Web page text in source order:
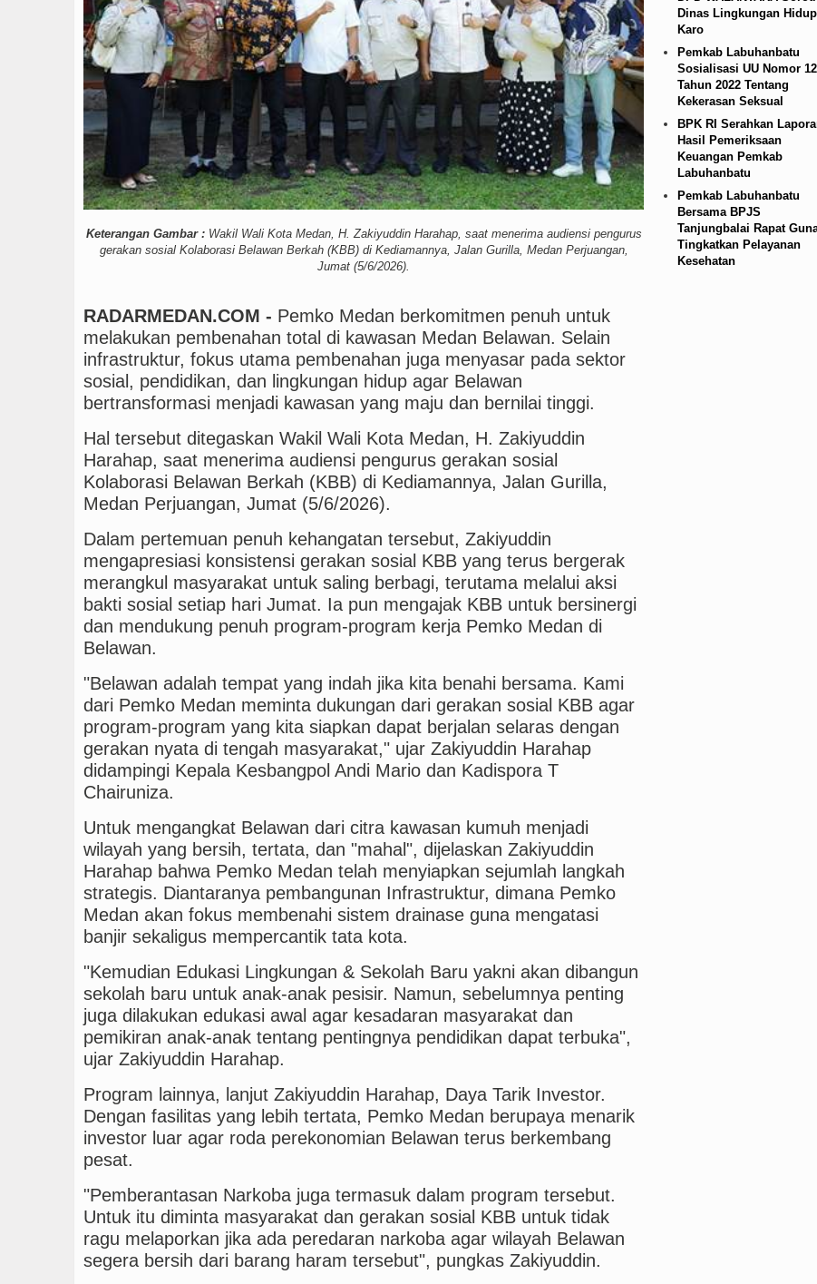
Gubsu Bobby Prioritaskan Infrastruktur Nias Utara, Jalan Penggerak
Dugaan Penyimpangan Dana BOS TA 2025, Jurnalis Surati SMPN 1
PSG vs Manchester United Laga Persahabatan di Swedia 8 Agustus 2026
Keterangan Gambar :Wakil Wali Kota Medan, H. Zakiyuddin Harahap, saat menerima audiensi pengurus
gerakan sosial Kolaborasi Belawan Berkah (KBB) di Kediamannya, Jalan Gurilla, Medan Perjuangan,
Jumat (5/6/2026).
RADARMEDAN.COM - Pemko Medan berkomitmen penuh untuk
melakukan pembenahan total di kawasan Medan Belawan. Selain
infrastruktur, fokus utama pembenahan juga menyasar pada sektor
sosial, pendidikan, dan lingkungan hidup agar Belawan
bertransformasi menjadi kawasan yang maju dan bernilai tinggi.
Hal tersebut ditegaskan Wakil Wali Kota Medan, H. Zakiyuddin
Harahap, saat menerima audiensi pengurus gerakan sosial
Kolaborasi Belawan Berkah (KBB) di Kediamannya, Jalan Gurilla,
Medan Perjuangan, Jumat (5/6/2026).
Dalam pertemuan penuh kehangatan tersebut, Zakiyuddin
mengapresiasi konsistensi gerakan sosial KBB yang terus bergerak
merangkul masyarakat untuk saling berbagi, terutama melalui aksi
bakti sosial setiap hari Jumat. Ia pun mengajak KBB untuk bersinergi
dan mendukung penuh program-program kerja Pemko Medan di
Belawan.
"Belawan adalah tempat yang indah jika kita benahi bersama. Kami
dari Pemko Medan meminta dukungan dari gerakan sosial KBB agar
program-program yang kita siapkan dapat berjalan selaras dengan
gerakan nyata di tengah masyarakat," ujar Zakiyuddin Harahap
didampingi Kepala Kesbangpol Andi Mario dan Kadispora T
Chairuniza.
Untuk mengangkat Belawan dari citra kawasan kumuh menjadi
wilayah yang bersih, tertata, dan "mahal", dijelaskan Zakiyuddin
Harahap bahwa Pemko Medan telah menyiapkan sejumlah langkah
strategis. Diantaranya pembangunan Infrastruktur, dimana Pemko
Medan akan fokus membenahi sistem drainase guna mengatasi
banjir sekaligus mempercantik tata kota.
"Kemudian Edukasi Lingkungan & Sekolah Baru yakni akan dibangun
sekolah baru untuk anak-anak pesisir. Namun, sebelumnya penting
juga dilakukan edukasi awal agar kesadaran masyarakat dan
pemikiran anak-anak tentang pentingnya pendidikan dapat terbuka",
ujar Zakiyuddin Harahap.
Program lainnya, lanjut Zakiyuddin Harahap, Daya Tarik Investor.
Dengan fasilitas yang lebih tertata, Pemko Medan berupaya menarik
investor luar agar roda perekonomian Belawan terus berkembang
pesat.
"Pemberantasan Narkoba juga termasuk dalam program tersebut.
Untuk itu diminta masyarakat dan gerakan sosial KBB untuk tidak
ragu melaporkan jika ada peredaran narkoba agar wilayah Belawan
segera bersih dari barang haram tersebut", pungkas Zakiyuddin.
Dinas Lingkungan Hidup
Karo
Pemkab Labuhanbatu
Sosialisasi UU Nomor 12
Tahun 2022 Tentang
Kekerasan Seksual
BPK RI Serahkan
Hasil Pemeriksaan
Keuangan Pemkab
Labuhanbatu
Pemkab Labuhanbatu
Bersama BPJS
Tanjungbalai Rapat
Tingkatkan Pelayanan
Kesehatan